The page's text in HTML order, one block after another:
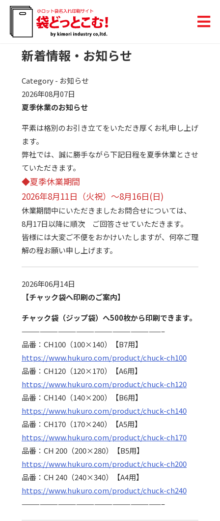
新着情報・お知らせ
Category - お知らせ
2026年08月07日
夏季休業のお知らせ
平素は格別のお引き立てをいただき厚くお礼申し上げ
ます。
弊社では、誠に勝手ながら下記日程を夏季休業とさせ
ていただきます。
◆夏季休業期間
2026年8月11日（火祝）～8月16日(日)
休業期間中にいただきましたお問合せについては、
8月17日以降に順次 ご回答させていただきます。
皆様には大変ご不便をおかけいたしますが、何卒ご理
解の程お願い申し上げます。
2026年06月14日
【チャック袋へ印刷のご案内】
チャック袋（ジップ袋）へ500枚から印刷できます。
———————————————————————–
品番：CH100（100×140）【B7用】
https://www.hukuro.com/product/chuck-ch100
品番：CH120（120×170）【A6用】
https://www.hukuro.com/product/chuck-ch120
品番：CH140（140×200）【B6用】
https://www.hukuro.com/product/chuck-ch140
品番：CH170（170×240）【A5用】
https://www.hukuro.com/product/chuck-ch170
品番：CH 200（200×280）【B5用】
https://www.hukuro.com/product/chuck-ch200
品番：CH 240（240×340）【A4用】
https://www.hukuro.com/product/chuck-ch240
———————————————————————–